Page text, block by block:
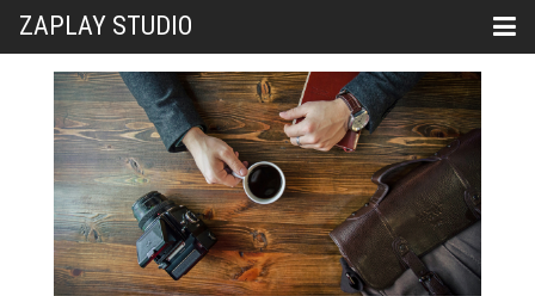
ZAPLAY STUDIO